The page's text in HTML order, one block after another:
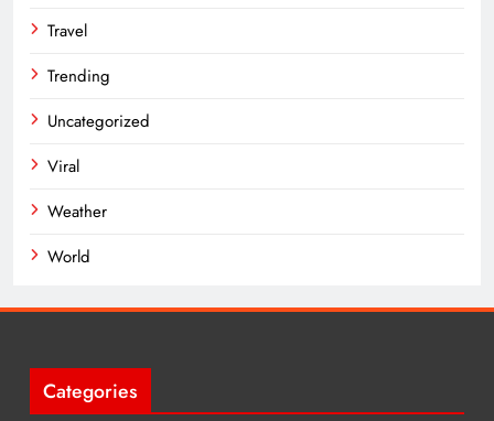
Travel
Trending
Uncategorized
Viral
Weather
World
Categories